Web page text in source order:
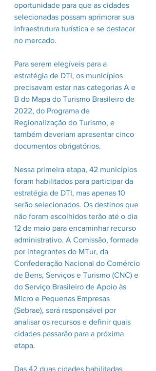
oportunidade para que as cidades
selecionadas possam aprimorar sua
infraestrutura turística e se destacar
no mercado.
Para serem elegíveis para a
estratégia de DTI, os municípios
precisavam estar nas categorias A e
B do Mapa do Turismo Brasileiro de
2022, do Programa de
Regionalização do Turismo, e
também deveriam apresentar cinco
documentos obrigatórios.
Nessa primeira etapa, 42 municípios
foram habilitados para participar da
estratégia de DTI, mas apenas 10
serão selecionados. Os destinos que
não foram escolhidos terão até o dia
12 de maio para encaminhar recurso
administrativo. A Comissão, formada
por integrantes do MTur, da
Confederação Nacional do Comércio
de Bens, Serviços e Turismo (CNC) e
do Serviço Brasileiro de Apoio às
Micro e Pequenas Empresas
(Sebrae), será responsável por
analisar os recursos e definir quais
cidades passarão para a próxima
etapa.
Das 42 duas cidades habilitadas